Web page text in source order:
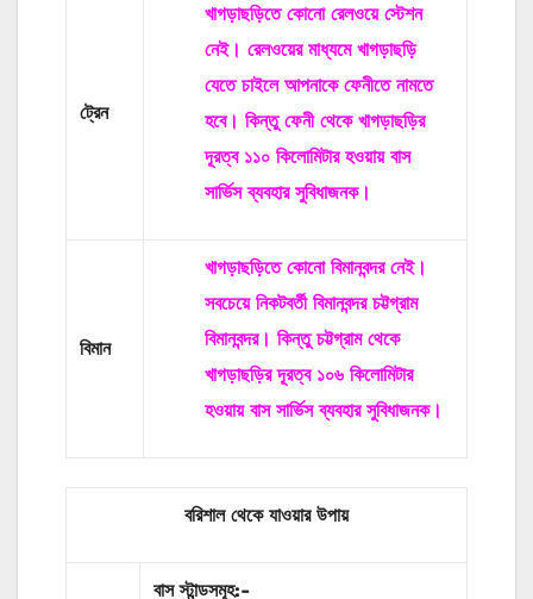
ট্রেন
খাগড়াছড়িতে কোনো রেলওয়ে স্টেশন
নেই। রেলওয়ের মাধ্যমে খাগড়াছড়ি
যেতে চাইলে আপনাকে ফেনীতে নামতে
হবে। কিন্তু ফেনী থেকে খাগড়াছড়ির
দূরত্ব ১১০ কিলোমিটার হওয়ায় বাস
সার্ভিস ব্যবহার সুবিধাজনক।
বিমান
খাগড়াছড়িতে কোনো বিমানবন্দর নেই।
সবচেয়ে নিকটবর্তী বিমানবন্দর চট্টগ্রাম
বিমানবন্দর। কিন্তু চট্টগ্রাম থেকে
খাগড়াছড়ির দূরত্ব ১০৬ কিলোমিটার
হওয়ায় বাস সার্ভিস ব্যবহার সুবিধাজনক।
বরিশাল থেকে যাওয়ার উপায়
বাস স্টান্ডসমূহ:-